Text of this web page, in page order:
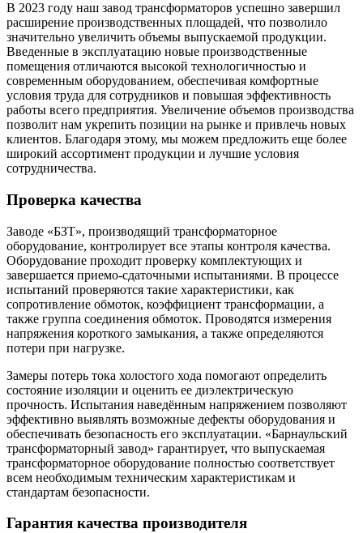
В 2023 году наш завод трансформаторов успешно завершил
расширение производственных площадей, что позволило
значительно увеличить объемы выпускаемой продукции.
Введенные в эксплуатацию новые производственные
помещения отличаются высокой технологичностью и
современным оборудованием, обеспечивая комфортные
условия труда для сотрудников и повышая эффективность
работы всего предприятия. Увеличение объемов производства
позволит нам укрепить позиции на рынке и привлечь новых
клиентов. Благодаря этому, мы можем предложить еще более
широкий ассортимент продукции и лучшие условия
сотрудничества.
Проверка качества
Заводе «БЗТ», производящий трансформаторное
оборудование, контролирует все этапы контроля качества.
Оборудование проходит проверку комплектующих и
завершается приемо-сдаточными испытаниями. В процессе
испытаний проверяются такие характеристики, как
сопротивление обмоток, коэффициент трансформации, а
также группа соединения обмоток. Проводятся измерения
напряжения короткого замыкания, а также определяются
потери при нагрузке.
Замеры потерь тока холостого хода помогают определить
состояние изоляции и оценить ее диэлектрическую
прочность. Испытания наведённым напряжением позволяют
эффективно выявлять возможные дефекты оборудования и
обеспечивать безопасность его эксплуатации. «Барнаульский
трансформаторный завод» гарантирует, что выпускаемая
трансформаторное оборудование полностью соответствует
всем необходимым техническим характеристикам и
стандартам безопасности.
Гарантия качества производителя